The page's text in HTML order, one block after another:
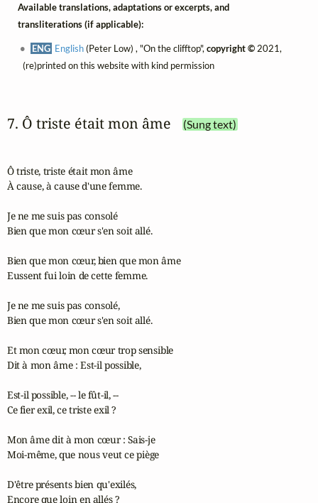
Available translations, adaptations or excerpts, and
transliterations (if applicable):
ENG English(Peter Low) , "On the clifftop",copyright © 2021,
(re)printed on this website with kind permission
7. Ô triste était mon âme (Sung text)
Ô triste, triste était mon âme
À cause, à cause d'une femme.
Je ne me suis pas consolé
Bien que mon cœur s'en soit allé.
Bien que mon cœur, bien que mon âme
Eussent fui loin de cette femme.
Je ne me suis pas consolé,
Bien que mon cœur s'en soit allé.
Et mon cœur, mon cœur trop sensible
Dit à mon âme : Est-il possible,
Est-il possible, -- le fût-il, --
Ce fier exil, ce triste exil ?
Mon âme dit à mon cœur : Sais-je
Moi-même, que nous veut ce piège
D'être présents bien qu'exilés,
Encore que loin en allés ?